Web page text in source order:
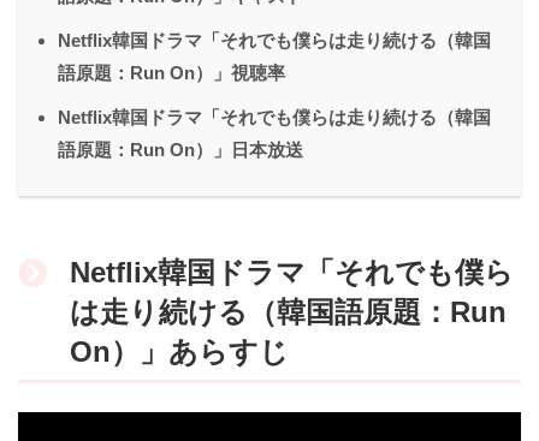
Netflix韓国ドラマ「それでも僕らは走り続ける（韓国
語原題：Run On）」視聴率
Netflix韓国ドラマ「それでも僕らは走り続ける（韓国
語原題：Run On）」日本放送
Netflix韓国ドラマ「それでも僕ら
は走り続ける（韓国語原題：Run
On）」あらすじ